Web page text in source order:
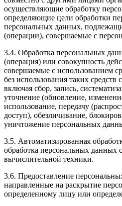
осуществляющие обработку
определяющие цели обработки
персональных данных,
(операции), совершаемые с
3.4. Обработка персональных
(операция) или совокупность
совершаемые с использованием
без использования таких
включая сбор, запись,
уточнение (обновление,
использование, передачу
доступ), обезличивание,
уничтожение персональных
3.5. Автоматизированная
обработка персональных данных
вычислительной техники.
3.6. Предоставление
направленные на раскрытие
определенному лицу или